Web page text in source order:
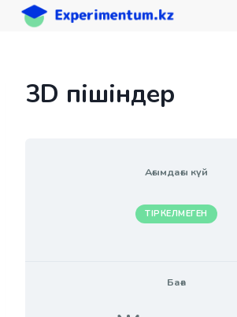
Skip
3D пішіндер
Ағымдағы күй
ТІРКЕЛМЕГЕН
Баға